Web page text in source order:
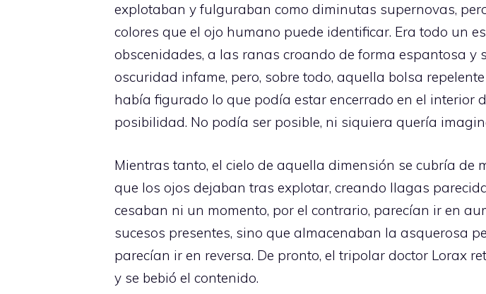
explotaban y fulguraban como diminutas supernovas,
colores que el ojo humano puede identificar. Era todo un
obscenidades, a las ranas croando de forma espantosa
oscuridad infame, pero, sobre todo, aquella bolsa
había figurado lo que podía estar encerrado en el interior
posibilidad. No podía ser posible, ni siquiera quería
Mientras tanto, el cielo de aquella dimensión se cubría
que los ojos dejaban tras explotar, creando llagas
cesaban ni un momento, por el contrario, parecían ir en
sucesos presentes, sino que almacenaban la asquerosa
parecían ir en reversa. De pronto, el tripolar doctor Lorax
y se bebió el contenido.